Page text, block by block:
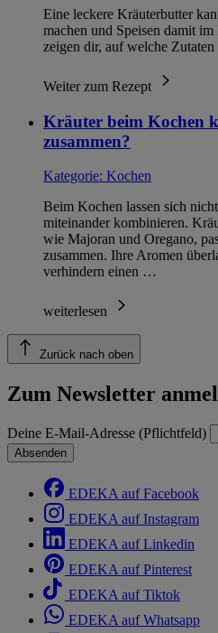
Eine leckere Kräuterbutter
machen und Speisen damit
zeigen dir, auf welche Zutaten
Weiter zum Rezept
Kräuter beim Kochen
zusammen?
Kategorie: Kochen
Beim Kochen lassen sich
miteinander kombinieren.
wie Majoran und Oregano,
zusammen. Ihre Aromen
verhindern einen …
weiterlesen
Zurück nach oben
Zum Newsletter
Deine E-Mail-Adresse (Pflichtfeld)
Absenden
EDEKA auf Facebook
EDEKA auf Instagram
EDEKA auf Linkedin
EDEKA auf Pinterest
EDEKA auf Tiktok
EDEKA auf Whatsapp